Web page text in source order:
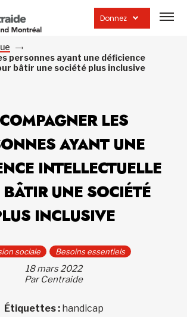
Donnez
la
personnes ayant une déficience
bâtir une société plus inclusive
LES
AYANT UNE
INTELLECTUELLE
UNE SOCIÉTÉ
INCLUSIVE
sociale Besoins essentiels
18 mars 2022
Par Centraide
Étiquettes : handicap